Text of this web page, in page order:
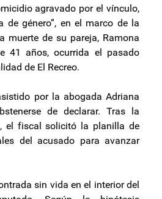
agravado por el vínculo,
de género”, en el marco de la
muerte de su pareja, Ramona
41 años, ocurrida el pasado
de El Recreo.
por la abogada Adriana
de declarar. Tras la
el fiscal solicitó la planilla de
del acusado para avanzar
sin vida en el interior del